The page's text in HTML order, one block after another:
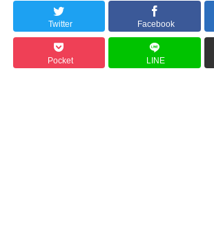
Twitter Facebook
Pocket LINE